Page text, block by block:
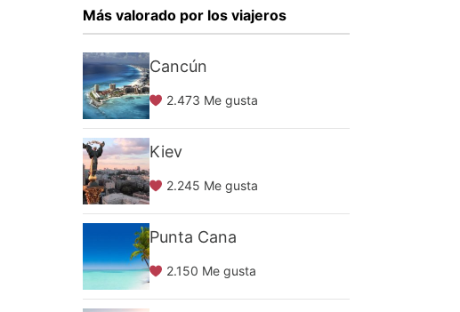
Más valorado por los viajeros
Cancún
2.473 Me gusta
Kiev
2.245 Me gusta
Punta Cana
2.150 Me gusta